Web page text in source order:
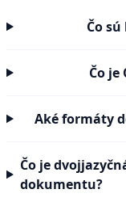
Čo
Čo je
Aké formáty
Čo je
dokumentu?